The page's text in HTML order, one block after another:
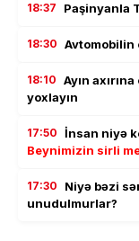
18:37 Paşinyanla
18:30 Avtomobilin
18:10 Ayın
yoxlayın
17:50 İnsan niyə
Beynimizin sirli
17:30
Niyə bəzi
unudulmurlar?